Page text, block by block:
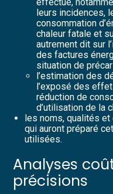
leurs incidences,
consommation
chaleur fatale et
autrement dit sur
des factures
situation de
l’estimation des
l’exposé des
réduction de
d’utilisation de la
les noms, qualités
qui auront préparé
utilisées.
Analyses
précisions